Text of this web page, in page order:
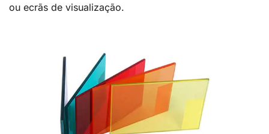
ou ecrãs de visualização.